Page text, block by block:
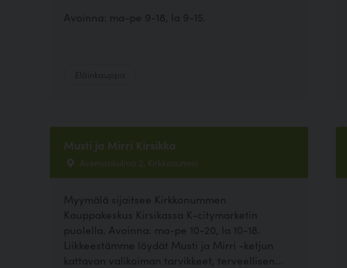
Avoinna: ma-pe 9-18, la 9-15.
Musti ja Mirri Kirsikka
Asemankulma 2, Kirkkonummi
Myymälä sijaitsee Kirkkonummen
Kauppakeskus Kirsikassa K-citymarketin
puolella. Avoinna: ma-pe 10-20, la 10-18.
Liikkeestämme löydät Musti ja Mirri -ketjun
kattavan valikoiman tarvikkeet, terveellisen...